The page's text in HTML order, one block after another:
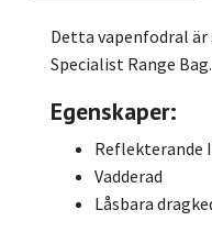
Detta vapenfodral
Specialist Range Bag.
Egenskaper:
Reflekterande
Vadderad
Låsbara